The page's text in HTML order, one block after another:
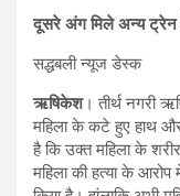
दूसरे अंग मिले अन्य ट्रेन
सद्धबली न्यूज डेस्क
ऋषिकेश। तीर्थ नगरी
महिला के कटे हुए हाथ
है कि उक्त महिला के
महिला की हत्या के